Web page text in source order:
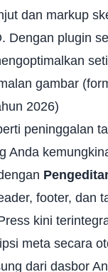
dan markup
Dengan plugin
gambar
2026)
peninggalan
Anda
footer, dan
kini
meta secara
dari dasbor